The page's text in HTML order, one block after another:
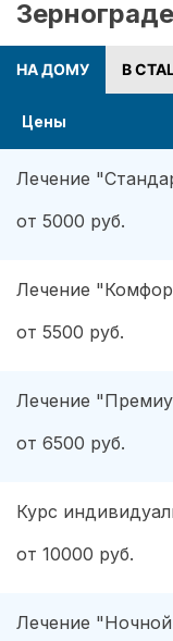
Зернограде
НА ДОМУ В
Цены
Лечение
от 5000 руб.
Лечение
от 5500 руб.
Лечение
от 6500 руб.
Курс
от 10000 руб.
Лечение